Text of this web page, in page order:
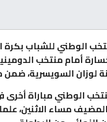
الوطني للشباب بكرة
الوطني مباراة أخرى